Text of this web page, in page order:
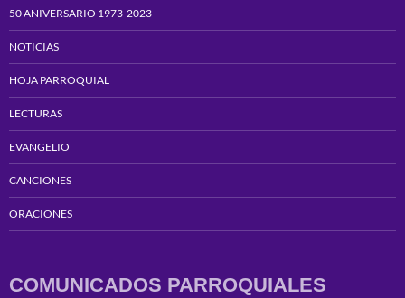
50 ANIVERSARIO 1973-2023
NOTICIAS
HOJA PARROQUIAL
LECTURAS
EVANGELIO
CANCIONES
ORACIONES
COMUNICADOS PARROQUIALES